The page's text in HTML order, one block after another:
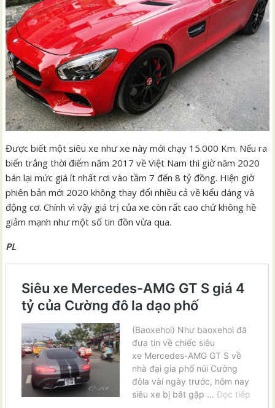
Được biết một siêu xe như xe này mới chạy 15.000 Km. Nếu ra
biển trắng thời điểm năm 2017 về Việt Nam thì giờ năm 2020
bán lại mức giá ít nhất rơi vào tầm 7 đến 8 tỷ đồng. Hiện giờ
phiên bản mới 2020 không thay đổi nhiều cả về kiểu dáng và
động cơ. Chính vì vậy giá trị của xe còn rất cao chứ không hề
giảm mạnh như một số tin đồn vừa qua.
PL